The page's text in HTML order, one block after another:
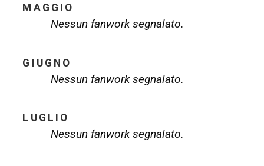
MAGGIO
Nessun fanwork segnalato.
GIUGNO
Nessun fanwork segnalato.
LUGLIO
Nessun fanwork segnalato.